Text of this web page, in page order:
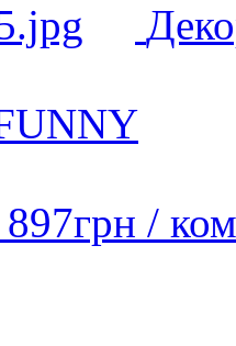
897грн /